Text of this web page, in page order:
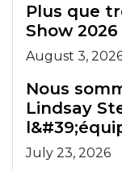
Plus que
Show
August 3,
Nous
Lindsay
July 23, 2026